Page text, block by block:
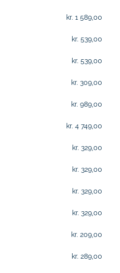
kr. 1 589,00
kr. 539,00
kr. 539,00
kr. 309,00
kr. 989,00
kr. 4 749,00
kr. 329,00
kr. 329,00
kr. 329,00
kr. 329,00
kr. 209,00
kr. 289,00